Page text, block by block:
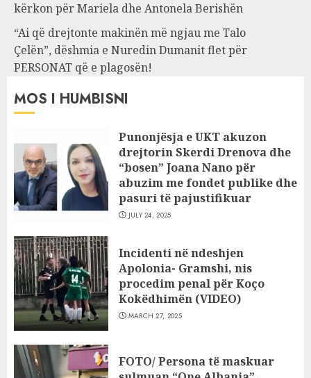
kërkon për Mariela dhe Antonela Berishën
“Ai që drejtonte makinën më ngjau me Talo
Çelën”, dëshmia e Nuredin Dumanit flet për
PERSONAT që e plagosën!
MOS I HUMBISNI
Punonjësja e UKT akuzon
drejtorin Skerdi Drenova dhe
“bosen” Joana Nano për
abuzim me fondet publike dhe
pasuri të pajustifikuar
JULY 24, 2025
Incidenti në ndeshjen
Apolonia- Gramshi, nis
procedim penal për Koço
Kokëdhimën (VIDEO)
MARCH 27, 2025
FOTO/ Persona të maskuar